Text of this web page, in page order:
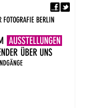
BERLIN
AUSSTELLUNGEN
ÜBER UNS